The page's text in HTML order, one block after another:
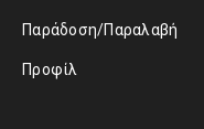
Παράδοση/Παραλαβή
Προφίλ